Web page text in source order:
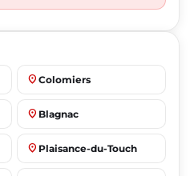
place Colomiers
place Blagnac
place Plaisance-du-Touch